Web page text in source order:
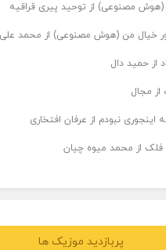
(هوش مصنوعی) از توحید پیری قراقیه
خیال من (هوش مصنوعی) از محمد علی
از حمید دال
از مجال
اینجوری نبودم از عرفان افتخاری
فلک از محمد میوه چیان
پربازدید موزیک ها